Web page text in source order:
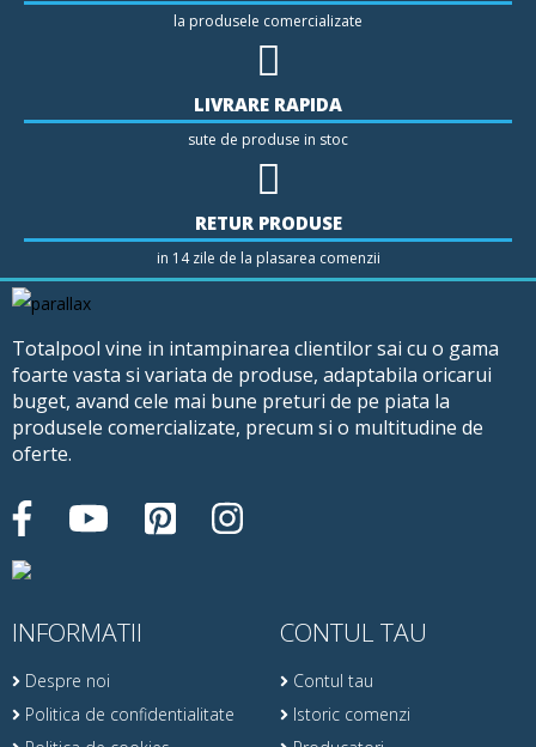
la produsele comercializate
LIVRARE RAPIDA
sute de produse in stoc
RETUR PRODUSE
in 14 zile de la plasarea comenzii
Totalpool vine in intampinarea clientilor sai cu o gama
foarte vasta si variata de produse, adaptabila oricarui
buget, avand cele mai bune preturi de pe piata la
produsele comercializate, precum si o multitudine de
oferte.
INFORMATII
Despre noi
Politica de confidentialitate
CONTUL TAU
Contul tau
Istoric comenzi